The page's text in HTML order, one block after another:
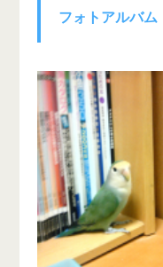
フォトアルバム